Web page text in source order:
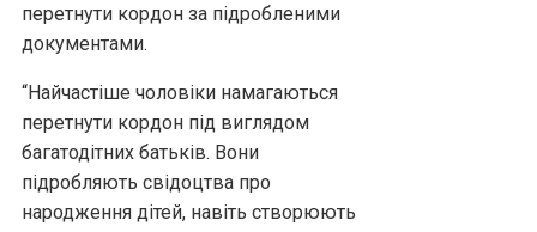
перетнути кордон за підробленими
документами.
“Найчастіше чоловіки намагаються
перетнути кордон під виглядом
багатодітних батьків. Вони
підробляють свідоцтва про
народження дітей, навіть створюють